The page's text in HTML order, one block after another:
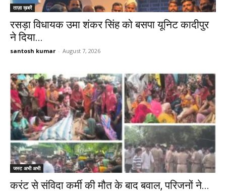
ताज़ा ख़बरें
रसड़ा विधायक उमा शंकर सिंह को बसपा यूनिट कादीपुर
ने दिया...
santosh kumar - August 7, 2026
जस्ट अभी अभी
करंट से संविदा कर्मी की मौत के बाद बवाल, परिजनों ने...